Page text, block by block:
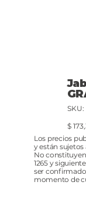
SKU:
Precio
$
Los precios
y están
No
1265 y
ser
momento de